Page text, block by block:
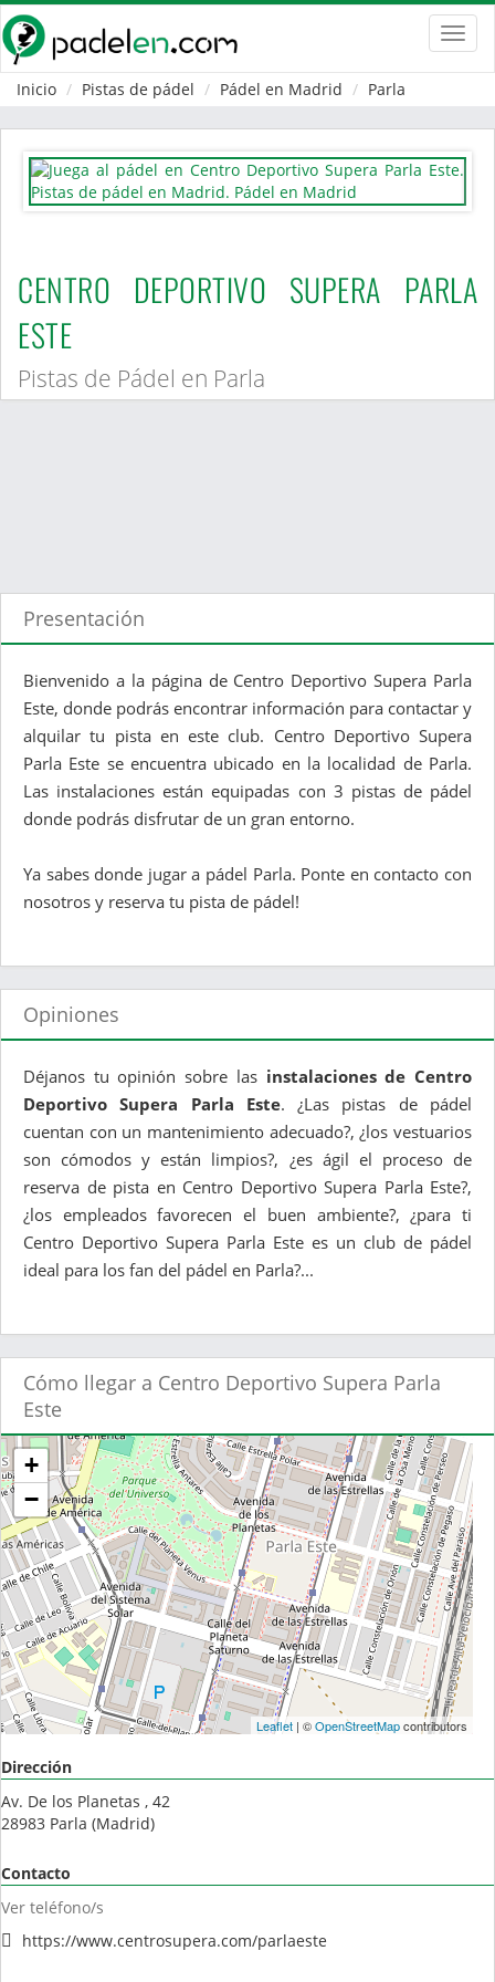
Inicio
Pistas de pádel Pádel en Madrid Parla
CENTRO DEPORTIVO SUPERA PARLA
ESTE
Pistas de Pádel en Parla
Presentación
Bienvenido a la página de Centro Deportivo Supera Parla
Este, donde podrás encontrar información para contactar y
alquilar tu pista en este club. Centro Deportivo Supera
Parla Este se encuentra ubicado en la localidad de Parla.
Las instalaciones están equipadas con 3 pistas de pádel
donde podrás disfrutar de un gran entorno.
Ya sabes donde jugar a pádel Parla. Ponte en contacto con
nosotros y reserva tu pista de pádel!
Opiniones
Déjanos tu opinión sobre las instalaciones de Centro
Deportivo Supera Parla Este. ¿Las pistas de pádel
cuentan con un mantenimiento adecuado?, ¿los vestuarios
son cómodos y están limpios?, ¿es ágil el proceso de
reserva de pista en Centro Deportivo Supera Parla Este?,
¿los empleados favorecen el buen ambiente?, ¿para ti
Centro Deportivo Supera Parla Este es un club de pádel
ideal para los fan del pádel en Parla?...
Cómo llegar a Centro Deportivo Supera Parla
Este
+
−
Leaflet| ©OpenStreetMapcontributors
Dirección
Av. De los Planetas , 42
28983 Parla (Madrid)
Contacto
Ver teléfono/s
https://www.centrosupera.com/parlaeste